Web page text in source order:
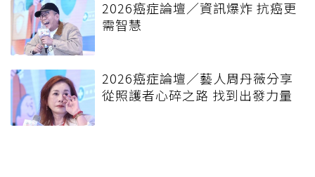
2026癌症論壇／資訊爆炸 抗癌更
需智慧
2026癌症論壇／藝人周丹薇分享
從照護者心碎之路 找到出發力量